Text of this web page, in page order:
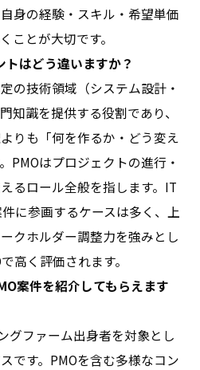
身の経験・スキル・希望単価
ことが大切です。
はどう違いますか？
の技術領域（システム設計・
知識を提供する役割であり、
りも「何を作るか・どう変え
PMOはプロジェクトの進行・
るロール全般を指します。IT
に参画するケースは多く、上
クホルダー調整力を強みとし
高く評価されます。
案件を紹介してもらえます
グファーム出身者を対象とし
です。PMOを含む多様なコン